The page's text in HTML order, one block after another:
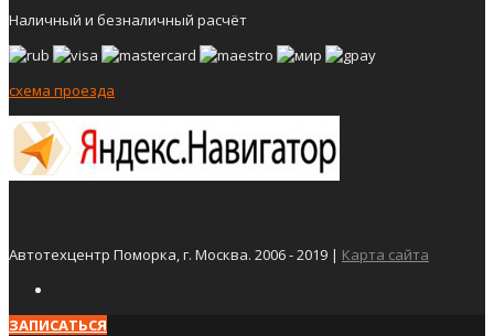
Наличный и безналичный расчёт
схема проезда
Автотехцентр Поморка, г. Москва. 2006 - 2019 | Карта сайта
ЗАПИСАТЬСЯ